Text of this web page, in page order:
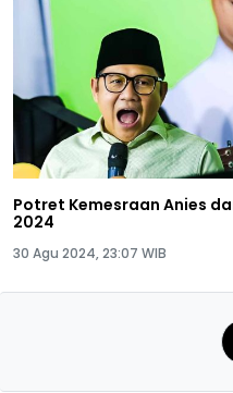
Potret Kemesraan Anies
2024
30 Agu 2024, 23:07 WIB